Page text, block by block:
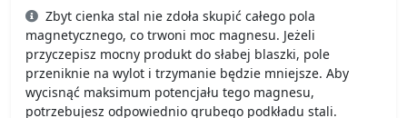
Zbyt cienka stal nie zdoła skupić całego pola
magnetycznego, co trwoni moc magnesu. Jeżeli
przyczepisz mocny produkt do słabej blaszki, pole
przeniknie na wylot i trzymanie będzie mniejsze. Aby
wycisnąć maksimum potencjału tego magnesu,
potrzebujesz odpowiednio grubego podkładu stali.